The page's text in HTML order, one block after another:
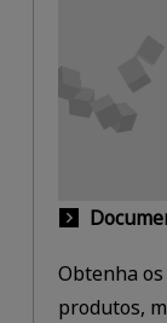
Obtenha
produtos,